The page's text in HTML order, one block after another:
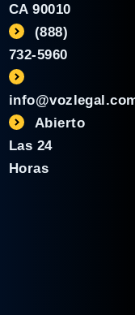
CA 90010
(888)
732-5960
Abierto
Las 24
Horas